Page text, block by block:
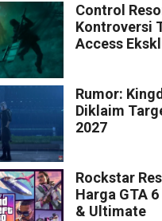
Control
Kontroversi
Access
Rumor:
Diklaim
2027
Rockstar
Harga GTA
& Ultimate